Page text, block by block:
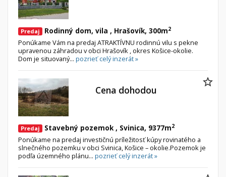
Uložiť vyhľadávanie| alternate_email Zasielať na email
Zatvoriť vyhľadávanie
Predaj Rodinný dom, vila , Hrašovík, 300m2
Ponúkame Vám na predaj ATRAKTÍVNU rodinnú vilu s pekne
upravenou záhradou v obci Hrašovík , okres Košice-okolie.
Dom je situovaný... pozrieť celý inzerát »
Predaj Stavebný pozemok , Svinica, 9377m2
Ponúkame na predaj investičnú príležitosť kúpy rovinatého a
slnečného pozemku v obci Svinica, Košice – okolie.Pozemok je
podľa územného plánu... pozrieť celý inzerát »
Cena dohodou